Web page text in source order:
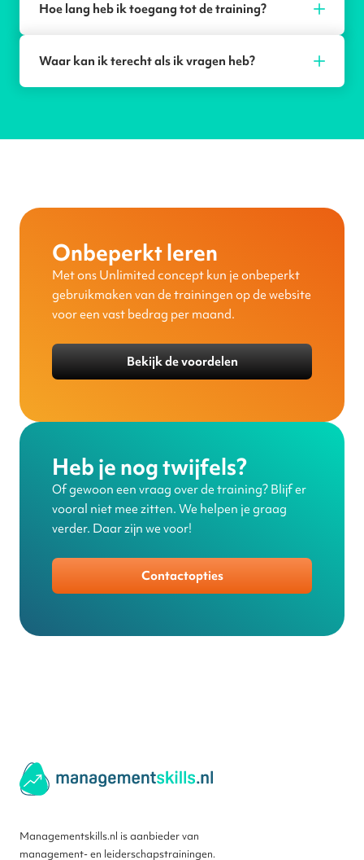
Hoe lang heb ik toegang tot de training?
Waar kan ik terecht als ik vragen heb?
Onbeperkt leren
Met ons Unlimited concept kun je onbeperkt
gebruikmaken van de trainingen op de website
voor een vast bedrag per maand.
Bekijk de voordelen
Heb je nog twijfels?
Of gewoon een vraag over de training? Blijf er
vooral niet mee zitten. We helpen je graag
verder. Daar zijn we voor!
Contactopties
Managementskills.nl is aanbieder van
management- en leiderschapstrainingen.